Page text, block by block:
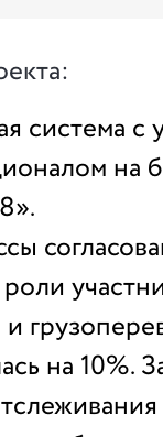
система с
на
на 10%.